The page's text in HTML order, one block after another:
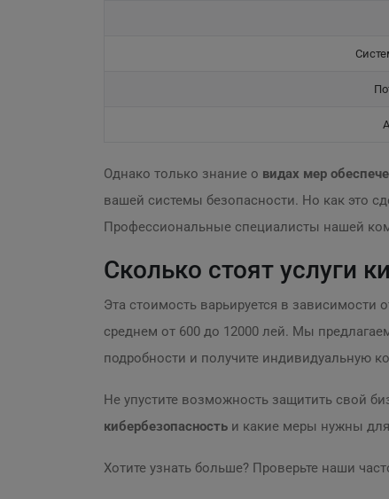
Однако только знание о видах мер
вашей системы безопасности. Но как это
Профессиональные специалисты нашей
Сколько стоят услуги
Эта стоимость варьируется в
среднем от 600 до 12000 лей. Мы
подробности и получите индивидуальную
Не упустите возможность защитить свой
кибербезопасность и какие меры нужны для
Хотите узнать больше? Проверьте наши